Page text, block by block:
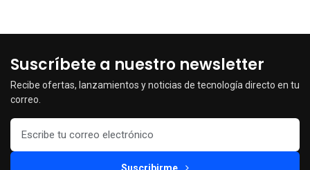
Suscríbete a nuestro newsletter
Recibe ofertas, lanzamientos y noticias de tecnología directo en tu
correo.